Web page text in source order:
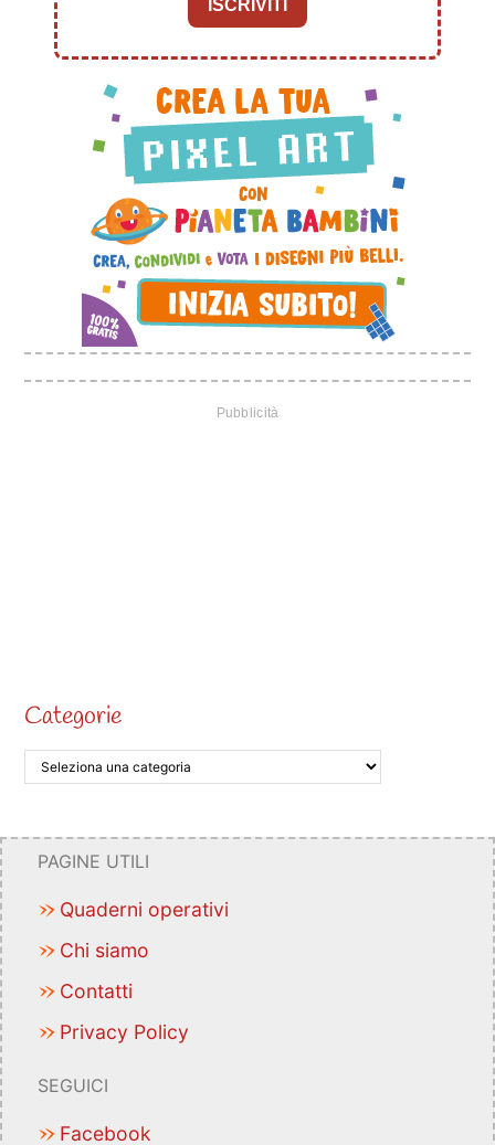
ISCRIVITI
Categorie
PAGINE UTILI
Quaderni operativi
Chi siamo
Contatti
Privacy Policy
SEGUICI
Facebook